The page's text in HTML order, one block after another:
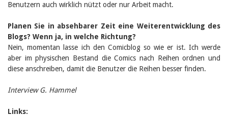
Benutzern auch wirklich nützt oder nur Arbeit macht.
Planen Sie in absehbarer Zeit eine Weiterentwicklung des
Blogs? Wenn ja, in welche Richtung?
Nein, momentan lasse ich den Comicblog so wie er ist. Ich werde
aber im physischen Bestand die Comics nach Reihen ordnen und
diese anschreiben, damit die Benutzer die Reihen besser finden.
Interview G. Hammel
Links: